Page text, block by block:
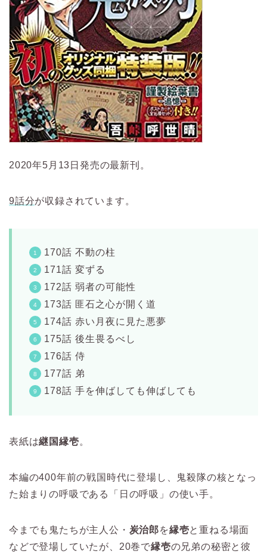
2020年5月13日発売の最新刊。
9話分が収録されています。
170話 不動の柱
171話 変ずる
172話 弱者の可能性
173話 匪石之心が開く道
174話 赤い月夜に見た悪夢
175話 後生畏るべし
176話 侍
177話 弟
178話 手を伸ばしても伸ばしても
表紙は継国縁壱。
本編の400年前の戦国時代に登場し、鬼殺隊の核となっ
た始まりの呼吸である「日の呼吸」の使い手。
今までも鬼たちが主人公・ 炭治郎を縁壱と重ねる場面
などで登場していたが、20巻で縁壱の兄弟の秘密と彼